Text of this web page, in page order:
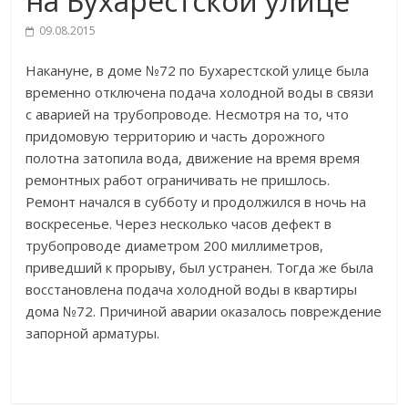
09.08.2015
Накануне, в доме №72 по Бухарестской улице была
временно отключена подача холодной воды в связи
с аварией на трубопроводе. Несмотря на то, что
придомовую территорию и часть дорожного
полотна затопила вода, движение на время время
ремонтных работ ограничивать не пришлось.
Ремонт начался в субботу и продолжился в ночь на
воскресенье. Через несколько часов дефект в
трубопроводе диаметром 200 миллиметров,
приведший к прорыву, был устранен. Тогда же была
восстановлена подача холодной воды в квартиры
дома №72. Причиной аварии оказалось повреждение
запорной арматуры.